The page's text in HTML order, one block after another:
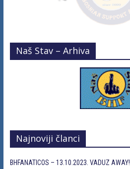
Naš Stav – Arhiva
Najnoviji članci
BHFANATICOS – 13.10.2023. VADUZ AWAY!